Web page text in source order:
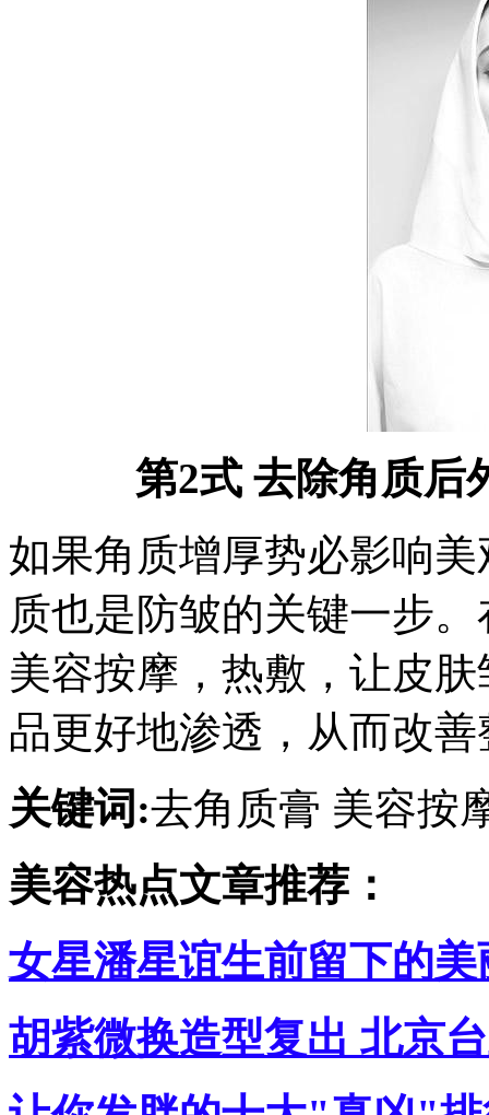
第2式 去除角质后
如果角质增厚势必影响
质也是防皱的关键一步
美容按摩，热敷，让皮
品更好地渗透，从而改
关键词:去角质膏 美容按
美容热点文章推荐：
女星潘星谊生前留下的美
胡紫微换造型复出 北京